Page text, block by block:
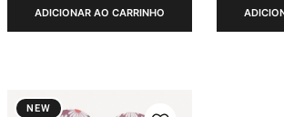
ADICIONAR AO CARRINHO
NEW